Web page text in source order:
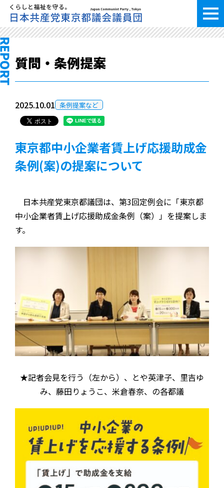
質問・条例提案
2025.10.01 条例提案など
東京都中小企業者賃上げ応援助成金
条例(案)の提案について
日本共産党東京都議団は、第3回定例会に「東京都
中小企業者賃上げ応援助成金条例（案）」を提案しま
す。
★記者会見を行う（左から）、とや英津子、里吉ゆ
み、藤田りょうこ、米倉春奈、の各都議